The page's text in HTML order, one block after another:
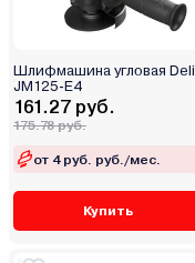
Шлифмашина угловая Deli
JM125-E4
161.27 руб.
175.78 руб.
от 4 руб. руб./мес.
Купить